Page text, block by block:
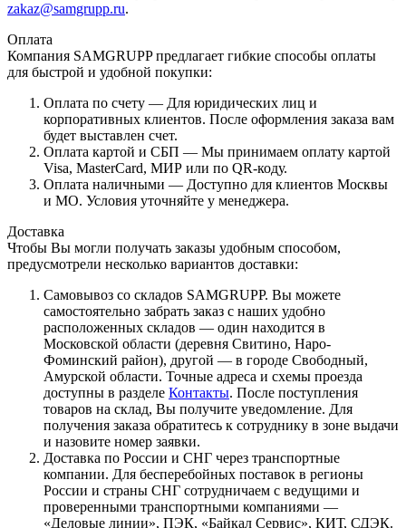
zakaz@samgrupp.ru.
Оплата
Компания SAMGRUPP предлагает гибкие способы оплаты
для быстрой и удобной покупки:
Оплата по счету — Для юридических лиц и
корпоративных клиентов. После оформления заказа вам
будет выставлен счет.
Оплата картой и СБП — Мы принимаем оплату картой
Visa, MasterCard, МИР или по QR-коду.
Оплата наличными — Доступно для клиентов Москвы
и МО. Условия уточняйте у менеджера.
Доставка
Чтобы Вы могли получать заказы удобным способом,
предусмотрели несколько вариантов доставки:
Самовывоз со складов SAMGRUPP. Вы можете
самостоятельно забрать заказ с наших удобно
расположенных складов — один находится в
Московской области (деревня Свитино, Наро-
Фоминский район), другой — в городе Свободный,
Амурской области. Точные адреса и схемы проезда
доступны в разделе Контакты. После поступления
товаров на склад, Вы получите уведомление. Для
получения заказа обратитесь к сотруднику в зоне выдачи
и назовите номер заявки.
Доставка по России и СНГ через транспортные
компании. Для бесперебойных поставок в регионы
России и страны СНГ сотрудничаем с ведущими и
проверенными транспортными компаниями —
«Деловые линии», ПЭК, «Байкал Сервис», КИТ, СДЭК.